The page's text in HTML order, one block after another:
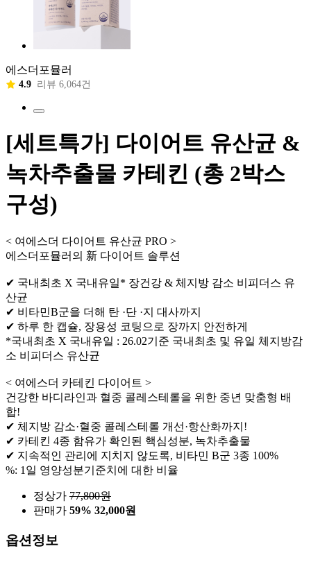
에스더포뮬러
4.9 리뷰 6,064건
[세트특가] 다이어트 유산균 &
녹차추출물 카테킨 (총 2박스
구성)
< 여에스더 다이어트 유산균 PRO >
에스더포뮬러의 新 다이어트 솔루션
✔ 국내최초 X 국내유일* 장건강 & 체지방 감소 비피더스 유
산균
✔ 비타민B군을 더해 탄 ·단 ·지 대사까지
✔ 하루 한 캡슐, 장용성 코팅으로 장까지 안전하게
*국내최초 X 국내유일 : 26.02기준 국내최초 및 유일 체지방감
소 비피더스 유산균
< 여에스더 카테킨 다이어트 >
건강한 바디라인과 혈중 콜레스테롤을 위한 중년 맞춤형 배
합!
✔ 체지방 감소·혈중 콜레스테롤 개선·항산화까지!
✔ 카테킨 4종 함유가 확인된 핵심성분, 녹차추출물
✔ 지속적인 관리에 지치지 않도록, 비타민 B군 3종 100%
%: 1일 영양성분기준치에 대한 비율
정상가 77,800원
판매가 59% 32,000원
옵션정보